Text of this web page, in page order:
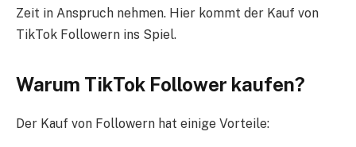
Zeit in Anspruch nehmen. Hier kommt der Kauf von
TikTok Followern ins Spiel.
Warum TikTok Follower kaufen?
Der Kauf von Followern hat einige Vorteile: